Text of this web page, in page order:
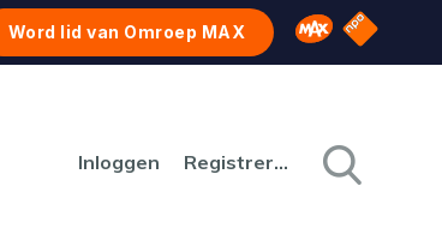
Word lid van Omroep MAX Omroep MAX
NPO
Inloggen Registreren